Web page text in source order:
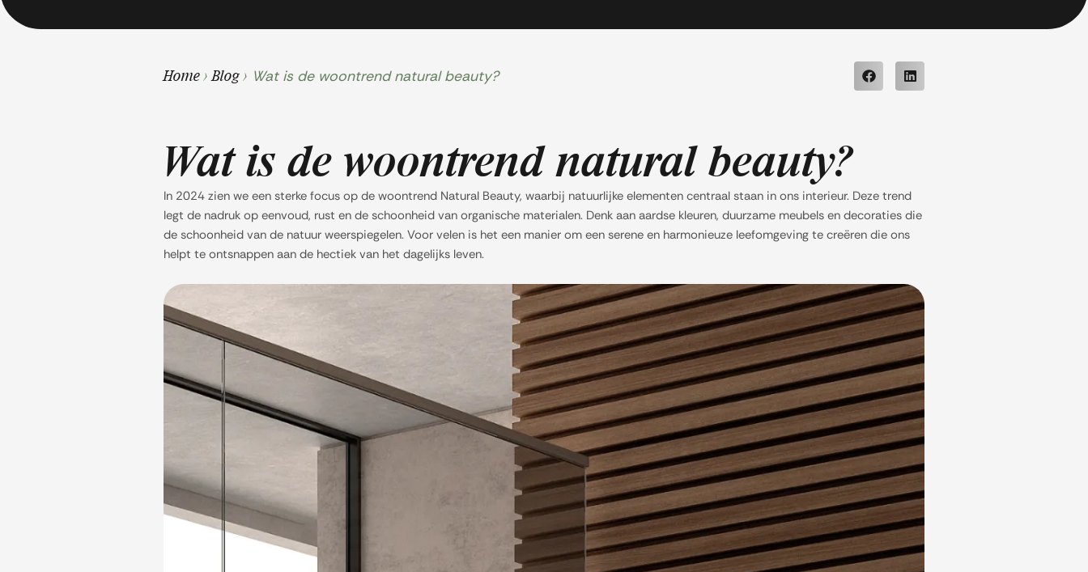
Home>Blog> Wat is de woontrend natural beauty?
Wat is de woontrend natural beauty?
In 2024 zien we een sterke focus op de woontrend Natural Beauty, waarbij natuurlijke elementen centraal staan in ons interieur. Deze trend
legt de nadruk op eenvoud, rust en de schoonheid van organische materialen. Denk aan aardse kleuren, duurzame meubels en decoraties die
de schoonheid van de natuur weerspiegelen. Voor velen is het een manier om een serene en harmonieuze leefomgeving te creëren die ons
helpt te ontsnappen aan de hectiek van het dagelijks leven.